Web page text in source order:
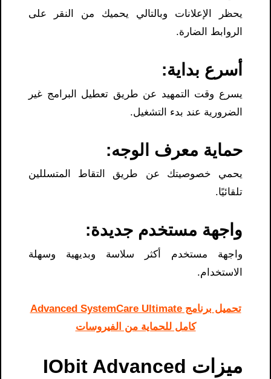
يحظر الإعلانات وبالتالي يحميك من النقر على
الروابط الضارة.
أسرع بداية:
يسرع وقت التمهيد عن طريق تعطيل البرامج غير
الضرورية عند بدء التشغيل.
حماية معرف الوجه:
يحمي خصوصيتك عن طريق التقاط المتسللين
تلقائيًا.
واجهة مستخدم جديدة:
واجهة مستخدم أكثر سلاسة وبديهية وسهلة
الاستخدام.
تحميل برنامج Advanced SystemCare Ultimate
كامل للحماية من الفيروسات
ميزات IObit Advanced